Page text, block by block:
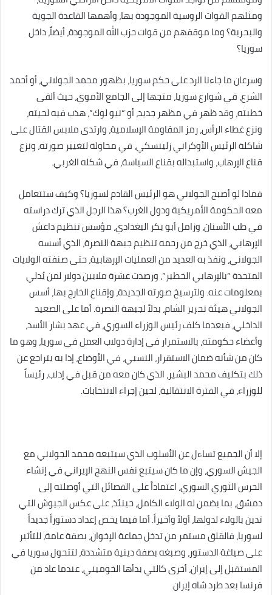
ومثلهم القوات الروسية الموجودة بها، وأهمها القاعدة الجوية
والبحرية؟ وما موقفهم من قوات حزب الله الموجودة، أيضاً، داخل
سوريا؟
وسرعان ما جاءنا الرد على حكم سوريا، بظهور محمد الجولاني، أو أحمد
الشرع، في شوارع سوريا، متجها إلى الجامع الأموي، حيث ألقى
خطبته، وقد ظهر في مظهر جديد، أو “نيو لوك”، هذب فيه لحيته،
ونزع غطاء الرأس، رمز المقاومة الإسلامية، وارتدى ملابس القتال على
شاكلة الرئيس الأوكراني زلينسكي، في محاولة لتغيير صورته، ونزع
قناع الإرهاب، واستبداله بقناع السياسة، في شكله الغربي.
فماذا لو أصبح الجولاني هو الرئيس القادم لسوريا؟ وكيف ستتعامل
معه الحكومة الأمريكية ودول الغرب؟ هذا الرجل الذي ترك دراسته
في طب الأسنان، وزامل أبو بكر البغدادي، مؤسس تنظيم داعش
الإرهابي، الذي خرج من رحمه تنظيم جبهة النصرة، الذي أسسه
الجولاني، ونفذ به العديد من العمليات الإرهابية، حتى صنفته الولايات
المتحدة “بالإرهابي الخطير”، ورصدت عشرة ملايين دولار لمن يُدلي
بمعلومات عنه. ولترسيخ صورته الجديدة، وإقناع الخارج بها، أسس
الجولاني هيئة تحرير الشام، بدلاً لجبهة النصرة. أما على الصعيد
الداخلي، فبعدما كلف رئيس الوزراء السوري، في عهد بشار الأسد،
وأعضاء حكومته، بالاستمرار في إدارة دولاب العمل في سوريا، وهو ما
كان من شأنه ضمان الاستقرار، النسبي، في الأوضاع، إذا به يتراجع عن
ذلك بتكليف محمد البشير، الذي كان معه من قبل في إدلب، رئيساً
للوزراء، في الفترة الانتقالية، لحين إجراء الانتخابات.
إلا أن الجميع تساءل عن الأسلوب الذي سيتبعه محمد الجولاني مع
الجيش السوري، وإن ما كان سيتبع نفس النهج الإيراني في إنشاء
الحرس الثوري السوري، اعتماداً على الفصائل التي أوصلته إلى
دمشق، بما يضمن له الولاء الكامل، حينئذ، على عكس الجيوش التي
تدين بالولاء لدولها، أولاً وأخيراً. أما فيما يخص إعداد دستوراً جديداً
لسوريا، فالقلق مستمر من تدخل جماعة الإخوان، بصفة عامة، للتأثير
على صياغة الدستور، وصبغه بصفة دينية متشددة، لتتحول سوريا في
المستقبل إلى إيران، أخرى كالتي بدأها الخوميني، عندما عاد من
فرنسا بعد طرد شاه إيران.